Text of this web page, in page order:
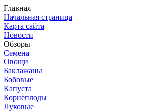
Главная
Начальная страница
Карта сайта
Новости
Обзоры
Семена
Овощи
Баклажаны
Бобовые
Капуста
Корнеплоды
Луковые